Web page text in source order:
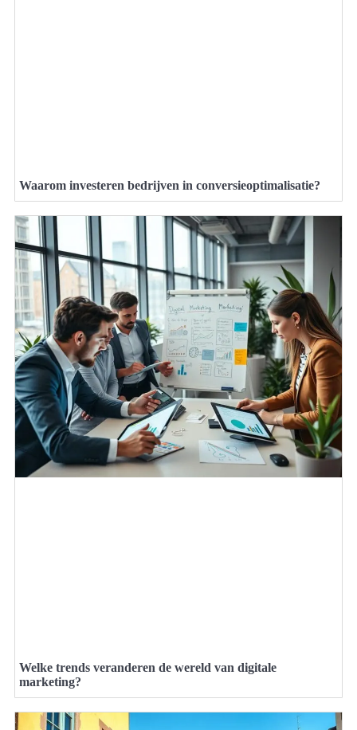
Waarom investeren bedrijven in conversieoptimalisatie?
Welke trends veranderen de wereld van digitale
marketing?